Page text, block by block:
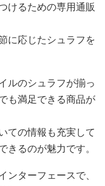
けるための専用通販
に応じたシュラフを
ルのシュラフが揃っ
も満足できる商品が
ての情報も充実して
きるのが魅力です。
ンターフェースで、